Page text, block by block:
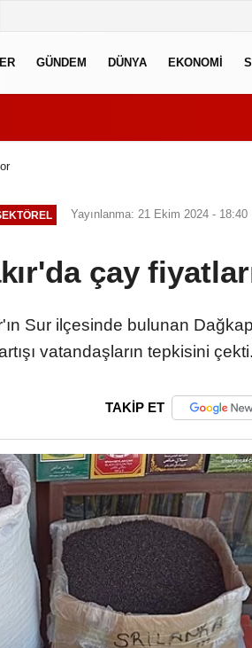
GÜNDEM DÜNYA EKONOMI
Yayınlanma: 21 Ekim 2024 - 18:40
çay
Sur ilçesinde bulunan
vatandaşların tepkisini çekti.
TAKİP ET